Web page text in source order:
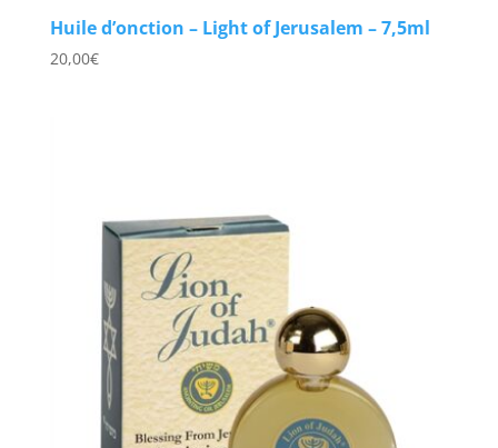
Huile d’onction – Light of Jerusalem – 7,5ml
20,00€